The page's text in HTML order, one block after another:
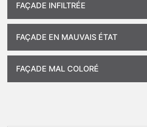
FAÇADE INFILTRÉE
FAÇADE EN MAUVAIS ÉTAT
FAÇADE MAL COLORÉ